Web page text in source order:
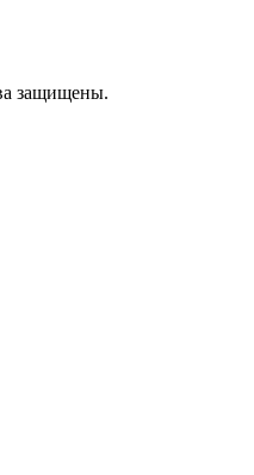
защищены.